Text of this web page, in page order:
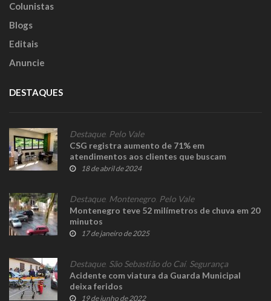
Colunistas
Blogs
Editais
Anuncie
DESTAQUES
Destaque, Pelo Vale
CSG registra aumento de 71% em
atendimentos aos clientes que buscam
informação sobre o pedágio free flow
18 de abril de 2024
Destaque, Montenegro Pelo Vale
Montenegro teve 52 milímetros de chuva em 20
minutos
17 de janeiro de 2025
Destaque, São Sebastião do Caí, Segurança
Acidente com viatura da Guarda Municipal
deixa feridos
19 de junho de 2022